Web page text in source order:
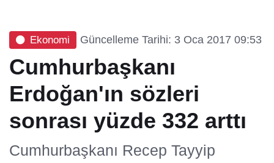
Ekonomi Güncelleme Tarihi: 3 Oca 2017 09:53
Cumhurbaşkanı
Erdoğan'ın sözleri
sonrası yüzde 332 arttı
Cumhurbaşkanı Recep Tayyip